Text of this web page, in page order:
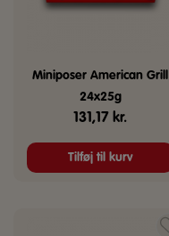
Miniposer American Grill
24x25g
131,17 kr.
Tilføj til kurv